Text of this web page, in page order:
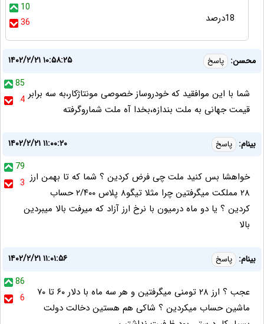
10
36
18درصد
محسن: پاسخ
۱۴۰۲/۲/۲۱ ۱۰:۵۸:۲۵
85
4 شما با این موافقید که خودروساز خصوصی مونتاژکار،به سه برابر
قیمت جهانی به ملت بندازه،بخدا آه ملت شماروگرفته
بینام: پاسخ
۱۴۰۲/۲/۲۱ ۱۱:۰۰:۲۰
79
3 خواهشا بس کنید ملت چی فرض کردین ؟ شما که تا بهمن ارز
۲۸ مملکت میگرفتین چرا مثلا تیگو‌۸ پلاس ۲/۴۰۰ حساب
کردین ؟ یا دو ماه درمیون با نرخ ارز آزاد که میرفت بالا میبردین
بالا
بینام: پاسخ
۱۴۰۲/۲/۲۱ ۱۱:۰۱:۵۶
86
6
عجب ؟ ارز ۲۸ تومنی میگرفتین و هر سه ماه با دلار ۶۰ تا ۷۰
ماشین حساب میکردین ؟ شاکی هم هستین دخالت دولت